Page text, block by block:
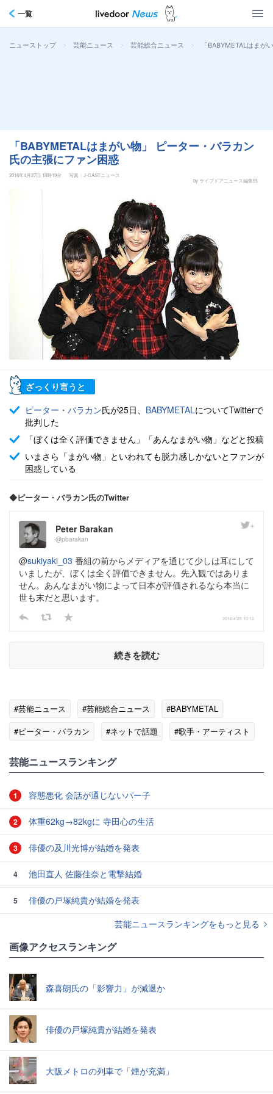
一覧
ニューストップ > 芸能ニュース > 芸能総合ニュース > 「BABYMETALはま
「BABYMETALはまがい物」 ピーター・バラカン
氏の主張にファン困惑
2016年4月27日 18時19分
写真：J-CASTニュース
by ライブドアニュース編集部
ざっくり言うと
ピーター・バラカン氏が25日、 BABYMETALについてTwitterで
批判した
「ぼくは全く評価できません」「あんなまがい物」などと投稿
いまさら「まがい物」といわれても脱力感しかないとファンが
困惑している
◆ピーター・バラカン氏のTwitter
Peter Barakan
@pbarakan
@sukiyaki_03 番組の前からメディアを通じて少しは耳にして
いましたが、ぼくは全く評価できません。先入観ではありま
せん。あんなまがい物によって日本が評価されるなら本当に
世も末だと思います。
2016/4/25 10:12
続きを読む
#芸能ニュース #芸能総合ニュース
#BABYMETAL
#ピーター・バラカン
#ネットで話題
#歌手・アーティスト
芸能ニュースランキング
1 容態悪化 会話が通じないパー子
2 体重62kg→82kgに 寺田心の生活
3 俳優の及川光博が結婚を発表
4 池田直人 佐藤佳奈と電撃結婚
5
俳優の戸塚純貴が結婚を発表
芸能ニュースランキングをもっと見る
画像アクセスランキング
森喜朗氏の「影響力」が減退か
俳優の戸塚純貴が結婚を発表
大阪メトロの列車で「煙が充満」